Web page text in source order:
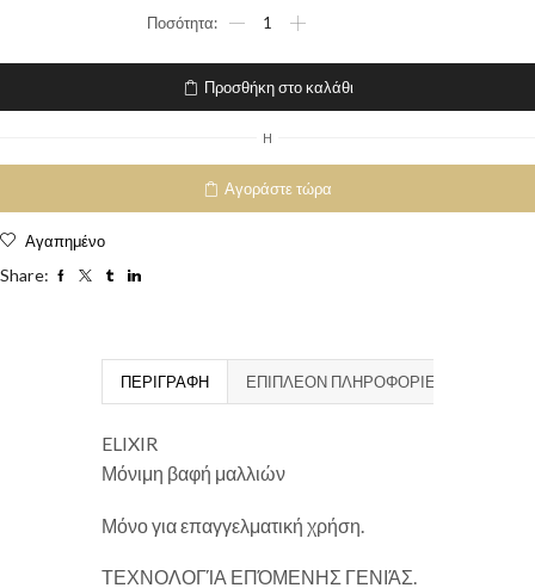
Προσθήκη στο καλάθι
H
Αγοράστε τώρα
Αγαπημένο
Share:
ΠΕΡΙΓΡΑΦΉ ΕΠΙΠΛΈΟΝ ΠΛΗΡΟΦΟΡΊΕΣ
ELIXIR
Μόνιμη βαφή μαλλιών
Μόνο για επαγγελματική χρήση.
ΤΕΧΝΟΛΟΓΊΑ ΕΠΌΜΕΝΗΣ ΓΕΝΙΆΣ.